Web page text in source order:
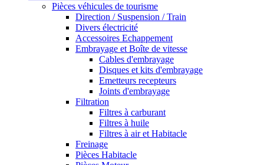
Pièces véhicules de tourisme
Direction / Suspension / Train
Divers électricité
Accessoires Echappement
Embrayage et Boîte de vitesse
Cables d'embrayage
Disques et kits d'embrayage
Emetteurs recepteurs
Joints d'embrayage
Filtration
Filtres à carburant
Filtres à huile
Filtres à air et Habitacle
Freinage
Pièces Habitacle